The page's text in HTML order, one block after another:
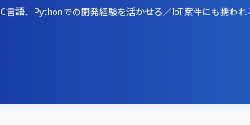
語、Pythonでの開発経験を活かせる／IoT案件にも携われ